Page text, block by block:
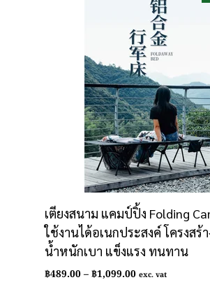
เตียงสนาม แคมป์ปิ้ง Folding
ใช้งานได้อเนกประสงค์ โครงสร้
น้ำหนักเบา แข็งแรง ทนทาน
฿489.00–฿1,099.00Price
exc. vat